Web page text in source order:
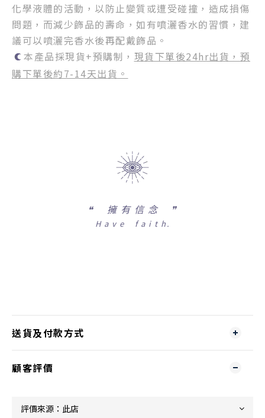
化學液體的活動，以防止變質或遭受碰撞，造成損傷
問題，而減少飾品的壽命，如有噴灑香水的習慣，建
議可以噴灑完香水後再配戴飾品。
本產品採現貨+預購制， 現貨下單後24hr出貨，預
購下單後約7-14天出貨。
❝ 擁 有 信 念 ❞
H a v e f a i t h.
送貨及付款方式
顧客評價